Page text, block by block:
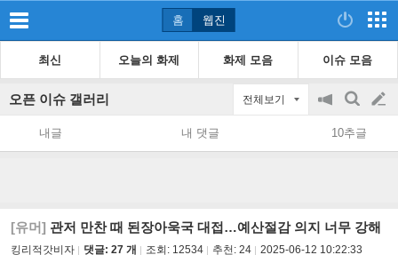
홈 웹진
최신 오늘의 화제 화제 모음 이슈 모음
오픈 이슈 갤러리 전체보기
공
지
on/off
검
색
글
쓰
내글 내 댓글 10추글
[유머] 관저 만찬 때 된장아욱국 대접…예산절감 의지 너무 강해
킹리적갓비자 댓글: 27 개 조회: 12534 추천: 24 2025-06-12 10:22:33